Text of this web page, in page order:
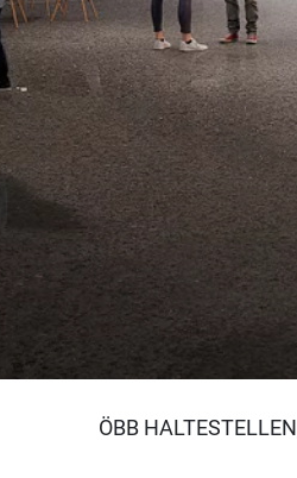
ÖBB HALTESTELLEN